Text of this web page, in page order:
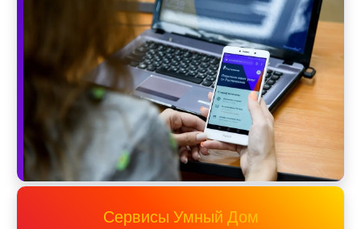
Сервисы Умный Дом